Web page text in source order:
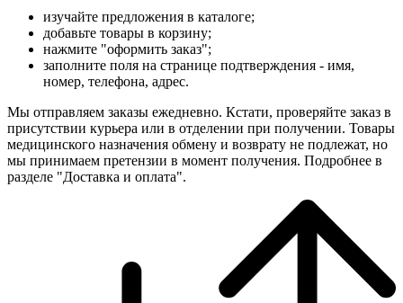
изучайте предложения в каталоге;
добавьте товары в корзину;
нажмите "оформить заказ";
заполните поля на странице подтверждения - имя,
номер, телефона, адрес.
Мы отправляем заказы ежедневно. Кстати, проверяйте заказ в
присутствии курьера или в отделении при получении. Товары
медицинского назначения обмену и возврату не подлежат, но
мы принимаем претензии в момент получения. Подробнее в
разделе "Доставка и оплата".